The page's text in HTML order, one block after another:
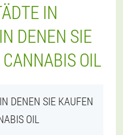
IN
DENEN SIE
OIL
DENEN SIE KAUFEN
OIL